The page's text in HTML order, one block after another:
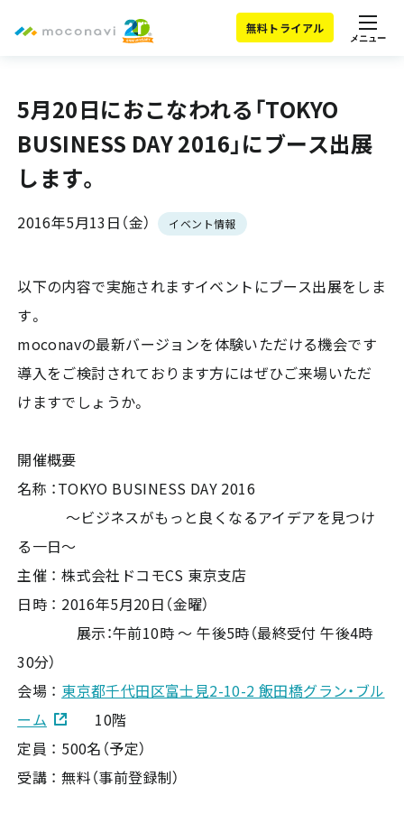
無料トライアル
メニュー
5月20日におこなわれる「TOKYO
BUSINESS DAY 2016」にブース出展
します。
2016年5月13日（金） イベント情報
以下の内容で実施されますイベントにブース出展をしま
す。
moconavの最新バージョンを体験いただける機会です
導入をご検討されております方にはぜひご来場いただ
けますでしょうか。
開催概要
名称 ：TOKYO BUSINESS DAY 2016
～ビジネスがもっと良くなるアイデアを見つけ
る一日～
主催 ： 株式会社ドコモCS 東京支店
日時 ： 2016年5月20日（金曜）
展示：午前10時 ～ 午後5時（最終受付 午後4時
30分）
会場 ： 東京都千代田区富士見2-10-2 飯田橋グラン・ブル
ーム
10階
定員 ： 500名（予定）
受講 ： 無料（事前登録制）